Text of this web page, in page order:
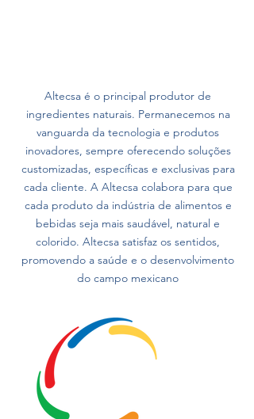
Altecsa é o principal produtor de
ingredientes naturais. Permanecemos na
vanguarda da tecnologia e produtos
inovadores, sempre oferecendo soluções
customizadas, específicas e exclusivas para
cada cliente. A Altecsa colabora para que
cada produto da indústria de alimentos e
bebidas seja mais saudável, natural e
colorido. Altecsa satisfaz os sentidos,
promovendo a saúde e o desenvolvimento
do campo mexicano